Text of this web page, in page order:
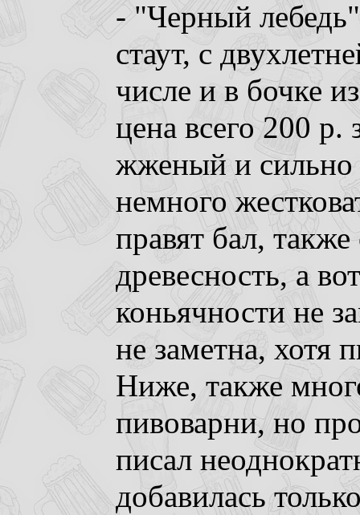
- "Черный
стаут, с
числе и в бочке
цена всего 200 р.
жженый и
немного
правят бал,
древесность, а
коньячности не
не заметна, хотя
Ниже, также
пивоварни, но
писал
добавилась